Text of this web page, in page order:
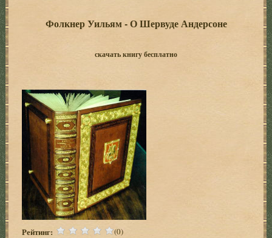
Фолкнер Уильям - О Шервуде Андерсоне
скачать книгу бесплатно
Рейтинг: (0)